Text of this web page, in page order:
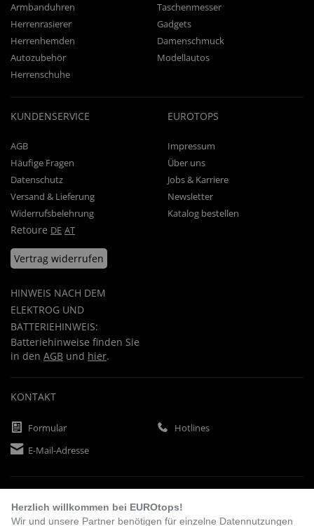
Armbanduhren
Taschenmesser
Herrenrasierer
Gadgets
Herrenhemden
Damenschmuck
Autozubehör
Modellautos
Herrenschuhe
KUNDENSERVICE
AGB
Häufige Fragen
Datenschutz
Versand & Lieferung
Widerrufsbelehrung
Retoure DE AT
Vertrag widerrufen
HINWEIS NACH DEM
ELEKTROG UND
BATTERIEHINWEIS:
Batteriehinweise finden Sie
in den AGB und hier.
EUROTOPS
Impressum
Über uns
Jobs & Karriere
Newsletter
Katalog bestellen
KONTAKT
Formular
Hotlines
E-Mail-Adresse
Herzlich willkommen bei EUROtops!
Wir und unsere Partner benötigen für einzelne Datennutzungen